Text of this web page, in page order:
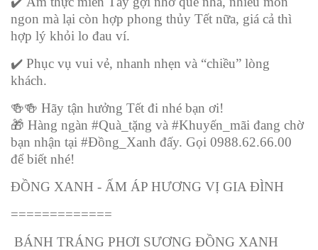
ngon mà lại còn hợp phong thủy Tết nữa, giá cả thì
hợp lý khỏi lo đau ví.
✔ ️ Phục vụ vui vẻ, nhanh nhẹn và “chiều” lòng
khách.
🍻🍻 Hãy tận hưởng Tết đi nhé bạn ơi!
🎁 Hàng ngàn #Quà_tặng và #Khuyến_mãi đang chờ
bạn nhận tại #Đồng_Xanh đấy. Gọi 0988.62.66.00
để biết nhé!
ĐỒNG XANH - ẤM ÁP HƯƠNG VỊ GIA ĐÌNH
=============
BÁNH TRÁNG PHƠI SƯƠNG ĐỒNG XANH